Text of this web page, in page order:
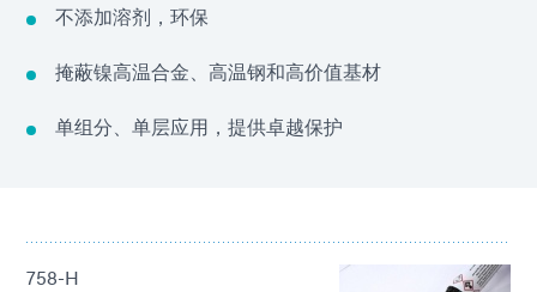
不添加溶剂，环保
掩蔽镍高温合金、高温钢和高价值基材
单组分、单层应用，提供卓越保护
758-H